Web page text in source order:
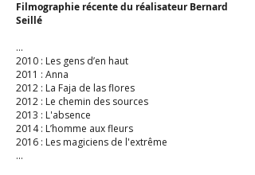
Filmographie récente du réalisateur Bernard
Seillé
...
2010 : Les gens d’en haut
2011 : Anna
2012 : La Faja de las flores
2012 : Le chemin des sources
2013 : L'absence
2014 : L’homme aux fleurs
2016 : Les magiciens de l'extrême
...